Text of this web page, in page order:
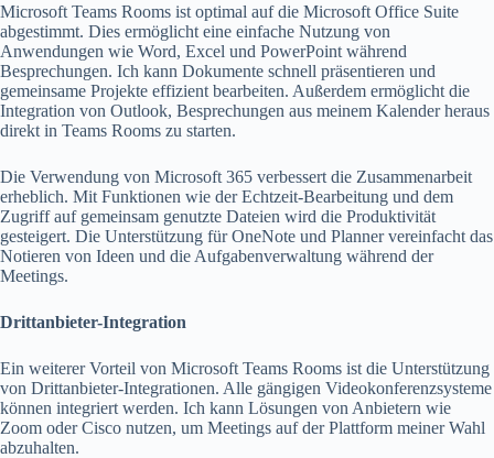
Microsoft Teams Rooms ist optimal auf die Microsoft Office Suite
abgestimmt. Dies ermöglicht eine einfache Nutzung von
Anwendungen wie Word, Excel und PowerPoint während
Besprechungen. Ich kann Dokumente schnell präsentieren und
gemeinsame Projekte effizient bearbeiten. Außerdem ermöglicht die
Integration von Outlook, Besprechungen aus meinem Kalender heraus
direkt in Teams Rooms zu starten.
Die Verwendung von Microsoft 365 verbessert die Zusammenarbeit
erheblich. Mit Funktionen wie der Echtzeit-Bearbeitung und dem
Zugriff auf gemeinsam genutzte Dateien wird die Produktivität
gesteigert. Die Unterstützung für OneNote und Planner vereinfacht das
Notieren von Ideen und die Aufgabenverwaltung während der
Meetings.
Drittanbieter-Integration
Ein weiterer Vorteil von Microsoft Teams Rooms ist die Unterstützung
von Drittanbieter-Integrationen. Alle gängigen Videokonferenzsysteme
können integriert werden. Ich kann Lösungen von Anbietern wie
Zoom oder Cisco nutzen, um Meetings auf der Plattform meiner Wahl
abzuhalten.